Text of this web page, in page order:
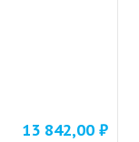
13 842,00 ₽